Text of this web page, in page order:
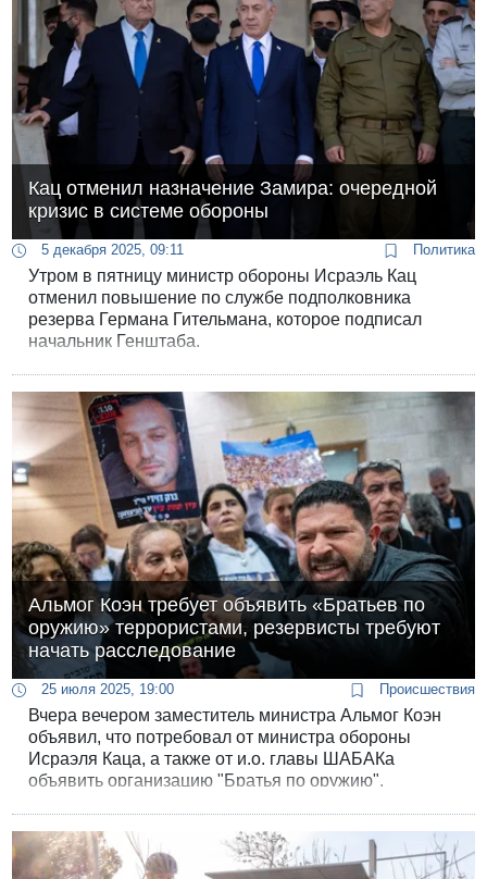
Кац отменил назначение Замира: очередной
кризис в системе обороны
5 декабря 2025, 09:11 Политика
Утром в пятницу министр обороны Исраэль Кац
отменил повышение по службе подполковника
резерва Германа Гительмана, которое подписал
начальник Генштаба.
Альмог Коэн требует объявить «Братьев по
оружию» террористами, резервисты требуют
начать расследование
25 июля 2025, 19:00 Происшествия
Вчера вечером заместитель министра Альмог Коэн
объявил, что потребовал от министра обороны
Исраэля Каца, а также от и.о. главы ШАБАКа
объявить организацию "Братья по оружию",
расследования.